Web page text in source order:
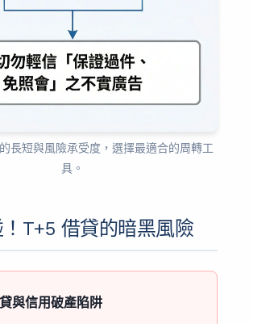
長短與風險承受度，選擇最適合的周轉工
具。
T+5 借貸的暗黑風險
與信用破產陷阱